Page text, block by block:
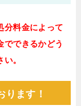
分料金によって
でできるかどう
。
ります！